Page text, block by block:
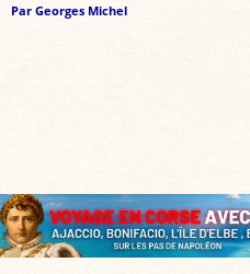
Par Georges Michel